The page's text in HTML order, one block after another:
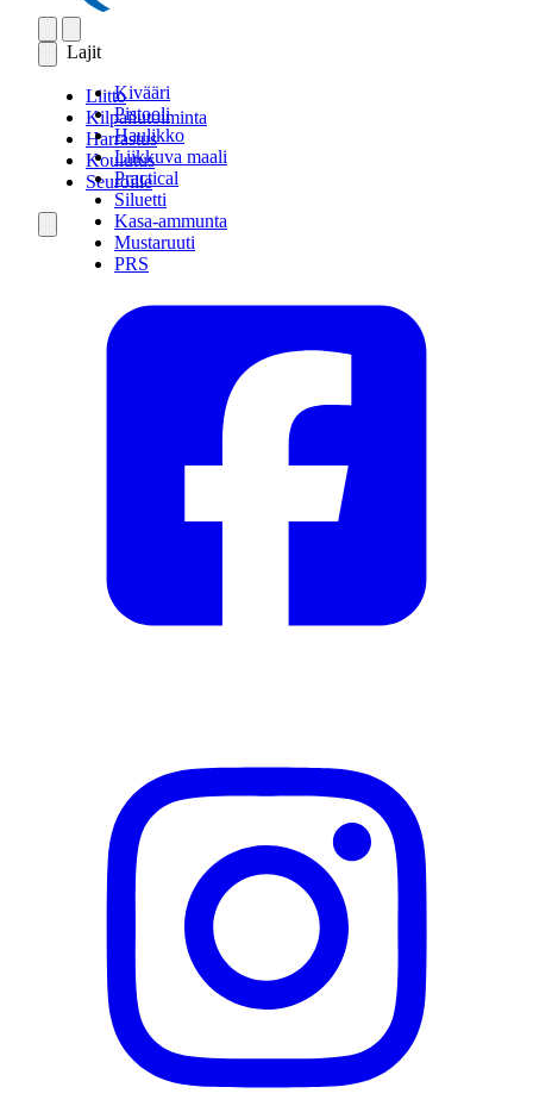
Lajit
Kivääri
Pistooli
Haulikko
Liikkuva maali
Practical
Siluetti
Kasa-ammunta
Mustaruuti
PRS
Liitto
Kilpailutoiminta
Harrastus
Koulutus
Seuroille